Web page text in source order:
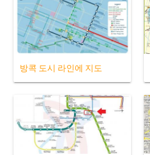
방콕 도시 라인에 지도